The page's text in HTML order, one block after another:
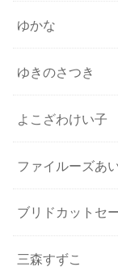
ゆかな
ゆきのさつき
よこざわけい子
ファイルーズあ
ブリドカットセ
三森すずこ